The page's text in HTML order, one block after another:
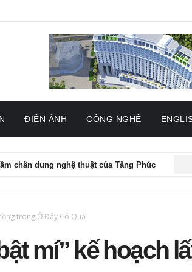
ĐIỆN ẢNH CÔNG NGHỆ
nghệ thuật của Tăng Phúc
trong Ở Đây Có Quà
mí” kế hoạch